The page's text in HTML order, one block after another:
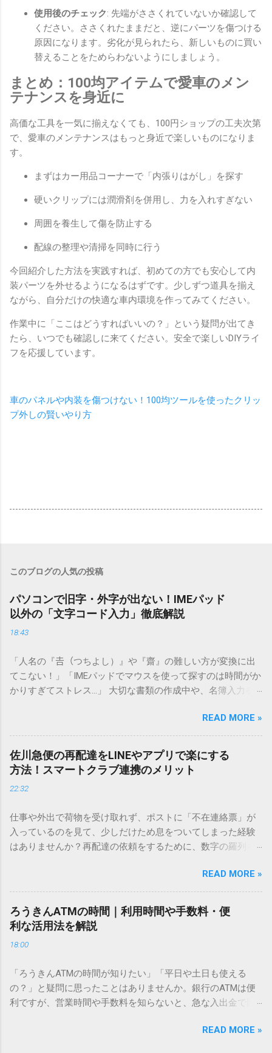
使用後のチェック: 先端がささくれていないか確認して
ください。ささくれたままだと、逆にパーツを傷つける
原因になります。劣化が見られたら、新しいものに買い
替えることをためらわないようにしましょう。
まとめ：100均アイテムで愛車のメン
テナンスを身近に
高価な工具を一気に揃えなくても、100円ショップの工夫次第
で、愛車のメンテナンスはもっと身近で楽しいものになりま
す。
まずはカー用品コーナーで「内張りはがし」を探す
硬いクリップには潤滑剤を併用し、力を入れすぎない
周囲を養生して傷を防止する
配線の整理や清掃を同時に行う
今回紹介した方法を実践すれば、初めての方でも安心して内
装パーツを外せるようになるはずです。少しずつ道具を揃え
ながら、自分だけの快適な車内環境を作ってみてください。
作業中に「ここはどうすればいいの？」という疑問が出てき
たら、いつでも確認しに来てください。安全で楽しいDIYライ
フを応援しています。
車のパネルや内装を傷つけない！100均ツールを使ったクリッ
プ外しの賢いやり方
このブログの人気の投稿
パソコンで旧字・外字が出ない！IMEパッド
以外の「文字コード入力」徹底解説
18:43
「人名の『𠮷（つちよし）』や『齋』の難しい方が変換に出
てこない！」「IMEパッドでマウスを使って探すのは時間がか
かりすぎてストレス…」 大切な書類の作成中や、名簿入力を
てしまいますよね。多くの人が「IMEパッド（手書き入力）」
を使いますが、実はマウスで一画ずつ書くのは非効率です
し、似た漢字が多すぎて結局見つからないことも少なくあり
ません。 そこで今回は、IMEパッドを使わずに、特定のコー
ドを打ち込むだけで一瞬で旧字や外字、特殊記号を呼び出す
「文字コード入力」のテクニックを詳しく解説します。 この
必要はありません。 1. なぜ「変換」しても旧字・外字が出て
こないのか？ そもそも、なぜ普通の変換で出てこない漢字が
あるのでしょうか。その理由は、パソコンが文字を認識する
は、JIS規格（日本産業規格）によって「第1水準」「第2水
準」といった形で整理されています。しかし、人名や地名に
使われる非常に古い漢字（旧字）や、特定の組織だけで作ら
れた「外字」は、この一般的な変換リストに含まれていない
ン上のすべての文字には、いわば「住所」のような番号が割
り振られています。変換候補に出ない文字でも、この住所
（コード）を直接指定すれば、確実に呼び出すことができる
のです。 2. Windows標準機能！文字コードで漢字を出す「16
進数入力」 最も汎用性が高く、特別なソフトも不要なのが
READ MORE »
佐川急便の再配達をLINEやアプリで楽にする
方法！スマートクラブ連携のメリット
22:32
仕事や外出で荷物を受け取れず、ポストに「不在連絡票」が
入っているのを見て、少しだけため息をついてしまった経験
はありませんか？再配達の依頼をするために、数字の羅列を
ことに申し訳なさを感じたりすることもあるかもしれませ
ん。 「もっとスムーズに、自分のタイミングで受け取りた
い」 「わざわざ電話をかけずに、スマホ一つで完結させた
い」 そんな願いを叶えてくれるのが、佐川急便の会員制サー
ビス「スマートクラブ」と、LINEや公式アプリの連携です。
これらを活用するだけで、再配達のストレスは驚くほど軽く
受け取り術と、連携による具体的なメリットを徹底解説しま
す。 佐川急便の再配達が劇的に変わる「スマートクラブ」と
は？ まず押さえておきたいのが、佐川急便の個人向け無料会
況をリアルタイムで管理するための基盤となるサービスで
READ MORE »
ろうきんATMの時間｜利用時間や手数料・便
利な活用法を解説
18:00
「ろうきんATMの時間が知りたい」「平日や土日も使える
の？」と疑問に思ったことはありませんか。銀行のATMは便
利ですが、営業時間や手数料を知らないと、急な入出金で困
ATM営業時間や利用の注意点、便利な活用法 を詳しく解説し
READ MORE »